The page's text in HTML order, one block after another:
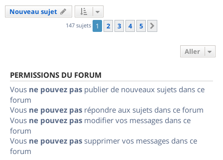
Nouveau sujet
147 sujets 1 2 3 4 5
Aller
PERMISSIONS DU FORUM
Vous ne pouvez pas publier de nouveaux sujets dans ce
forum
Vous ne pouvez pas répondre aux sujets dans ce forum
Vous ne pouvez pas modifier vos messages dans ce
forum
Vous ne pouvez pas supprimer vos messages dans ce
forum